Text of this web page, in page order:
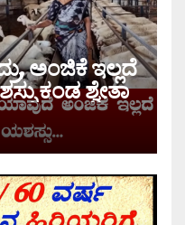
ಅಂಜಿಕೆ ಇಲ್ಲದೆ
ಕಂಡ ಶ್ವೇತಾ